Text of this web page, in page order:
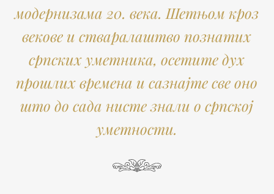
модернизама 20. века. Шетњом кроз
векове и стваралаштво познатих
српских уметника, осетите дух
прошлих времена и сазнајте све оно
што до сада нисте знали о српској
уметности.